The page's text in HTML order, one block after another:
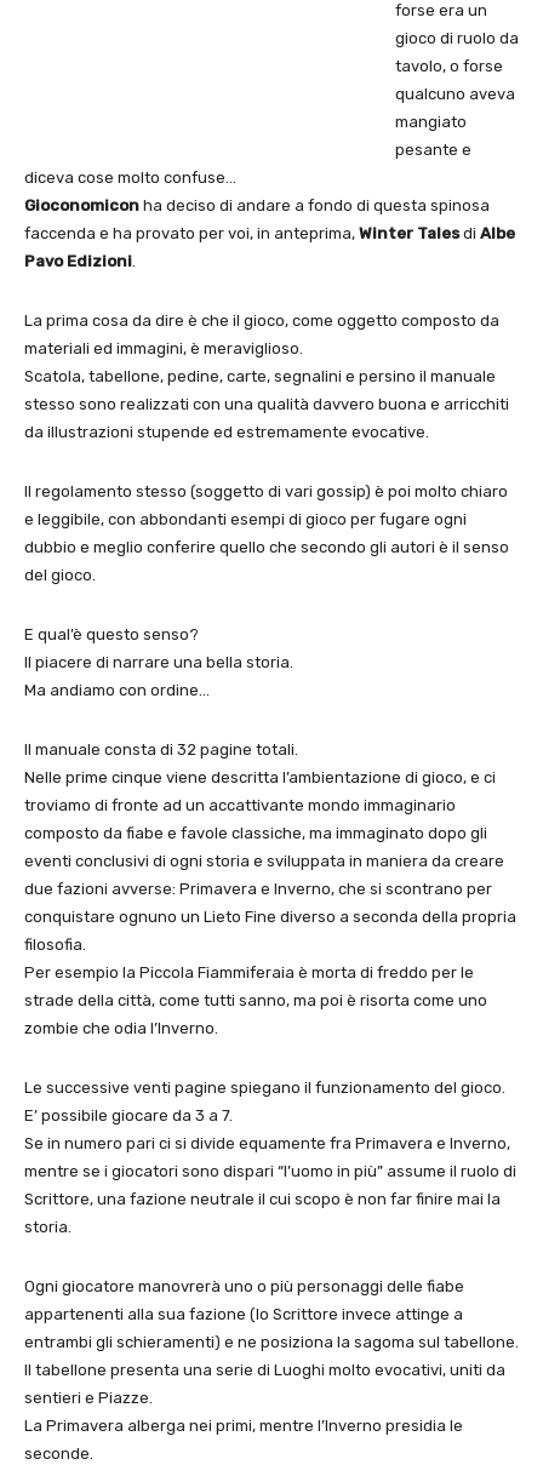
forse era un
gioco di ruolo da
tavolo, o forse
qualcuno aveva
mangiato
pesante e
diceva cose molto confuse…
Gioconomicon ha deciso di andare a fondo di questa spinosa
faccenda e ha provato per voi, in anteprima, Winter Talesdi Albe
Pavo Edizioni.
La prima cosa da dire è che il gioco, come oggetto composto da
materiali ed immagini, è meraviglioso.
Scatola, tabellone, pedine, carte, segnalini e persino il manuale
stesso sono realizzati con una qualità davvero buona e arricchiti
da illustrazioni stupende ed estremamente evocative.
Il regolamento stesso (soggetto di vari gossip) è poi molto chiaro
e leggibile, con abbondanti esempi di gioco per fugare ogni
dubbio e meglio conferire quello che secondo gli autori è il senso
del gioco.
E qual’è questo senso?
Il piacere di narrare una bella storia.
Ma andiamo con ordine…
Il manuale consta di 32 pagine totali.
Nelle prime cinque viene descritta l’ambientazione di gioco, e ci
troviamo di fronte ad un accattivante mondo immaginario
composto da fiabe e favole classiche, ma immaginato dopo gli
eventi conclusivi di ogni storia e sviluppata in maniera da creare
due fazioni avverse: Primavera e Inverno, che si scontrano per
conquistare ognuno un Lieto Fine diverso a seconda della propria
filosofia.
Per esempio la Piccola Fiammiferaia è morta di freddo per le
strade della città, come tutti sanno, ma poi è risorta come uno
zombie che odia l’Inverno.
Le successive venti pagine spiegano il funzionamento del gioco.
E’ possibile giocare da 3 a 7.
Se in numero pari ci si divide equamente fra Primavera e Inverno,
mentre se i giocatori sono dispari “l’uomo in più” assume il ruolo di
Scrittore, una fazione neutrale il cui scopo è non far finire mai la
storia.
Ogni giocatore manovrerà uno o più personaggi delle fiabe
appartenenti alla sua fazione (lo Scrittore invece attinge a
entrambi gli schieramenti) e ne posiziona la sagoma sul tabellone.
Il tabellone presenta una serie di Luoghi molto evocativi, uniti da
sentieri e Piazze.
La Primavera alberga nei primi, mentre l’Inverno presidia le
seconde.